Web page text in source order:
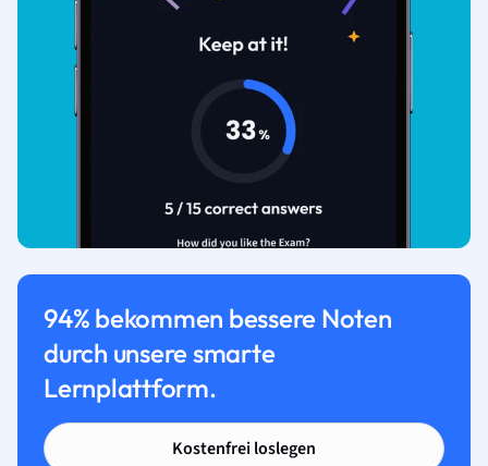
94% bekommen bessere Noten
durch unsere smarte
Lernplattform.
Kostenfrei loslegen